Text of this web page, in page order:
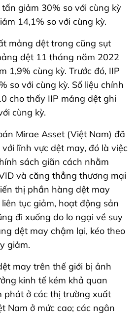
giảm 30% so với cùng kỳ
14,1% so với cùng kỳ.
mảng dệt trong cũng sụt
dệt 11 tháng năm 2022
1,9% cùng kỳ. Trước đó, IIP
so với cùng kỳ. Số liệu chính
cho thấy IIP mảng dệt ghi
cùng kỳ.
Mirae Asset (Việt Nam) đã
lĩnh vực dệt may, đó là việc
sách giãn cách nhằm
và căng thẳng thương mại
thị phần hàng dệt may
tục giảm, hoạt động sản
đi xuống do lo ngại về suy
dệt may chậm lại, kéo theo
giảm.
may trên thế giới bị ảnh
kinh tế kém khả quan
phát ở các thị trường xuất
Nam ở mức cao; các ngân